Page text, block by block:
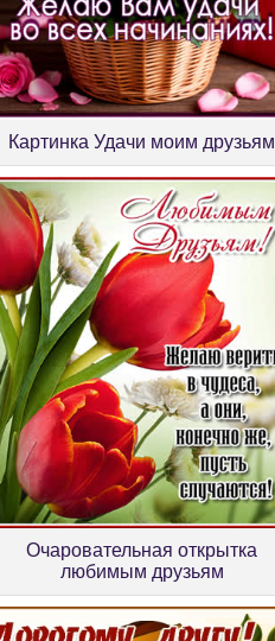
Картинка Удачи моим друзьям
Очаровательная открытка
любимым друзьям